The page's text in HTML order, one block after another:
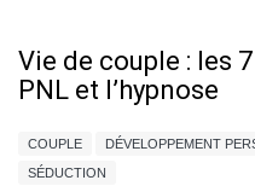
Vie de couple : les
PNL et l’hypnose
COUPLE DÉVELOPPEMENT
SÉDUCTION